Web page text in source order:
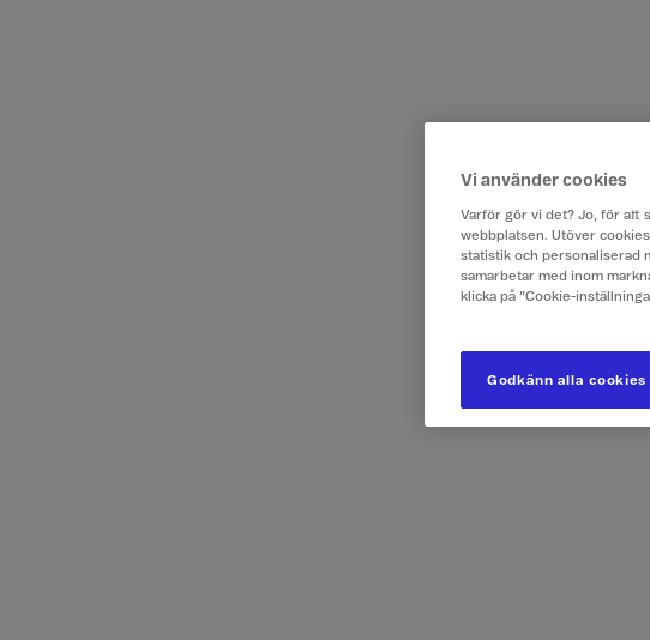
Vi använder cookies
Varför gör vi det? Jo, för att
webbplatsen. Utöver
statistik och personaliserad
samarbetar med inom
klicka på ”Cookie-
Godkänn alla cookies